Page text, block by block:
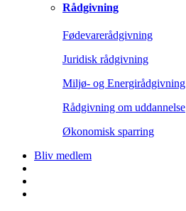
Rådgivning
Fødevarerådgivning
Juridisk rådgivning
Miljø- og Energirådgivning
Rådgivning om uddannelse
Økonomisk sparring
Bliv medlem